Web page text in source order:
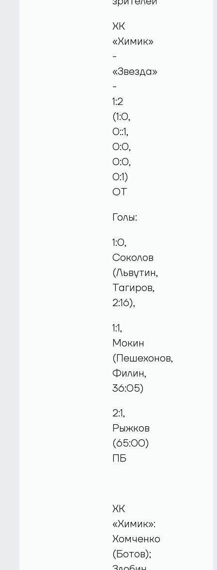
ХК
«Химик»
-
«Звезда»
-
1:2
(1:0,
0::1,
0:0,
0:0,
0:1)
ОТ
Голы:
1:0,
Соколов
(Львутин,
Тагиров,
2:16),
1:1,
Мокин
(Пешехонов,
Филин,
36:05)
2:1,
Рыжков
(65:00)
ПБ
ХК
«Химик»:
Хомченко
(Ботов);